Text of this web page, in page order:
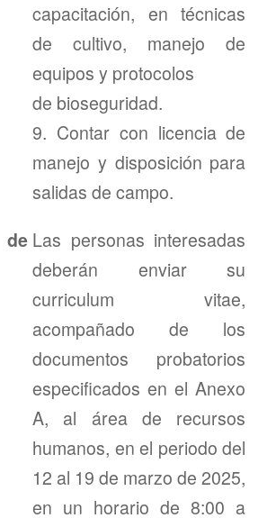
capacitación, en técnicas
de cultivo, manejo de
equipos y protocolos
de bioseguridad.
9. Contar con licencia de
manejo y disposición para
salidas de campo.
Las personas interesadas
deberán enviar su
curriculum vitae,
acompañado de los
documentos probatorios
especificados en el Anexo
A, al área de recursos
humanos, en el periodo del
12 al 19 de marzo de 2025,
en un horario de 8:00 a